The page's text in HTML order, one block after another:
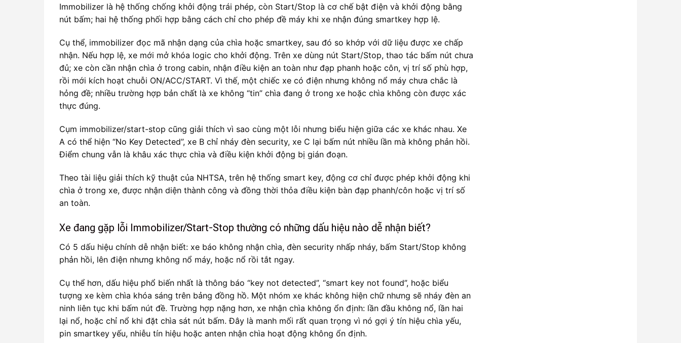
Immobilizer là hệ thống chống khởi động trái phép, còn Start/Stop là cơ chế bật điện và khởi động bằng
nút bấm; hai hệ thống phối hợp bằng cách chỉ cho phép đề máy khi xe nhận đúng smartkey hợp lệ.
Cụ thể, immobilizer đọc mã nhận dạng của chìa hoặc smartkey, sau đó so khớp với dữ liệu được xe chấp
nhận. Nếu hợp lệ, xe mới mở khóa logic cho khởi động. Trên xe dùng nút Start/Stop, thao tác bấm nút chưa
đủ; xe còn cần nhận chìa ở trong cabin, nhận điều kiện an toàn như đạp phanh hoặc côn, vị trí số phù hợp,
rồi mới kích hoạt chuỗi ON/ACC/START. Vì thế, một chiếc xe có điện nhưng không nổ máy chưa chắc là
hỏng đề; nhiều trường hợp bản chất là xe không “tin” chìa đang ở trong xe hoặc chìa không còn được xác
thực đúng.
Cụm immobilizer/start-stop cũng giải thích vì sao cùng một lỗi nhưng biểu hiện giữa các xe khác nhau. Xe
A có thể hiện “No Key Detected”, xe B chỉ nháy đèn security, xe C lại bấm nút nhiều lần mà không phản hồi.
Điểm chung vẫn là khâu xác thực chìa và điều kiện khởi động bị gián đoạn.
Theo tài liệu giải thích kỹ thuật của NHTSA, trên hệ thống smart key, động cơ chỉ được phép khởi động khi
chìa ở trong xe, được nhận diện thành công và đồng thời thỏa điều kiện bàn đạp phanh/côn hoặc vị trí số
an toàn.
Xe đang gặp lỗi Immobilizer/Start-Stop thường có những dấu hiệu nào dễ nhận biết?
Có 5 dấu hiệu chính dễ nhận biết: xe báo không nhận chìa, đèn security nhấp nháy, bấm Start/Stop không
phản hồi, lên điện nhưng không nổ máy, hoặc nổ rồi tắt ngay.
Cụ thể hơn, dấu hiệu phổ biến nhất là thông báo “key not detected”, “smart key not found”, hoặc biểu
tượng xe kèm chìa khóa sáng trên bảng đồng hồ. Một nhóm xe khác không hiện chữ nhưng sẽ nháy đèn an
ninh liên tục khi bấm nút đề. Trường hợp nặng hơn, xe nhận chìa không ổn định: lần đầu không nổ, lần hai
lại nổ, hoặc chỉ nổ khi đặt chìa sát nút bấm. Đây là manh mối rất quan trọng vì nó gợi ý tín hiệu chìa yếu,
pin smartkey yếu, nhiễu tín hiệu hoặc anten nhận chìa hoạt động không ổn định.